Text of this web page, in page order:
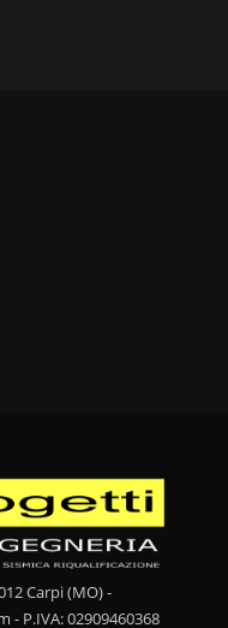
Carpi (MO) -
P.IVA: 02909460368